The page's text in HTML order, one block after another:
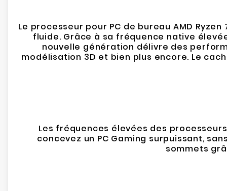
Le processeur pour PC de bureau AMD
fluide. Grâce à sa fréquence native
nouvelle génération délivre des
modélisation 3D et bien plus encore. Le
Les fréquences élevées des
concevez un PC Gaming surpuissant,
sommets